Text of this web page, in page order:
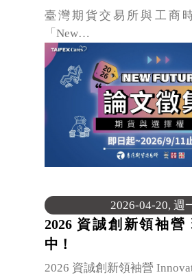
臺灣期貨交易所與工商
「New…
2026-04-20, 週
2026 資誠創新領袖營
中！
2026 資誠創新領袖營